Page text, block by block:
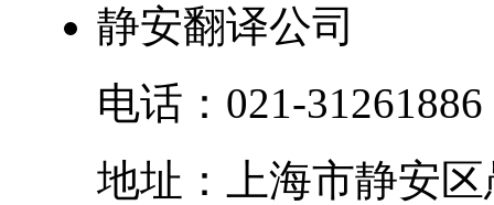
静安翻译公司
电话： 021-31261886
地址：
上海市静安区